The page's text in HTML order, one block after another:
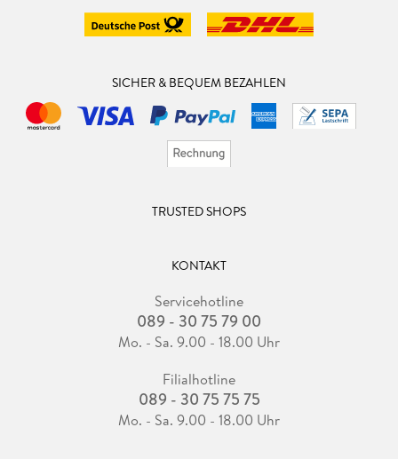
SICHER & BEQUEM BEZAHLEN
TRUSTED SHOPS
KONTAKT
Servicehotline
089 - 30 75 79 00
Mo. - Sa. 9.00 - 18.00 Uhr
Filialhotline
089 - 30 75 75 75
Mo. - Sa. 9.00 - 18.00 Uhr